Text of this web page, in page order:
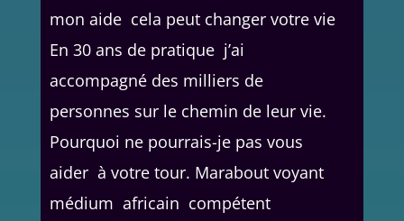
mon aide cela peut changer votre vie
En 30 ans de pratique j’ai
accompagné des milliers de
personnes sur le chemin de leur vie.
Pourquoi ne pourrais-je pas vous
aider à votre tour. Marabout voyant
médium africain compétent